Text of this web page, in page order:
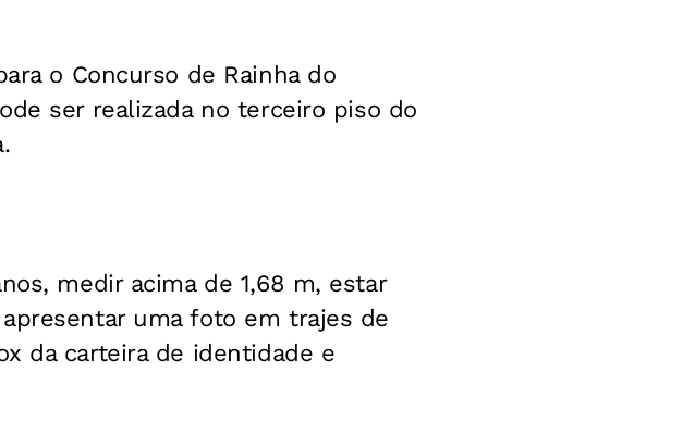
o Concurso de Rainha do
ser realizada no terceiro piso do
medir acima de 1,68 m, estar
uma foto em trajes de
da carteira de identidade e